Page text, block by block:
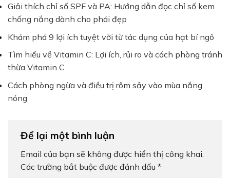
Giải thích chỉ số SPF và PA: Hướng dẫn đọc chỉ số kem
chống nắng dành cho phái đẹp
Khám phá 9 lợi ích tuyệt vời từ tác dụng của hạt bí ngô
Tìm hiểu về Vitamin C: Lợi ích, rủi ro và cách phòng tránh
thừa Vitamin C
Cách phòng ngừa và điều trị rôm sảy vào mùa nắng
nóng
Để lại một bình luận
Email của bạn sẽ không được hiển thị công khai.
Các trường bắt buộc được đánh dấu *